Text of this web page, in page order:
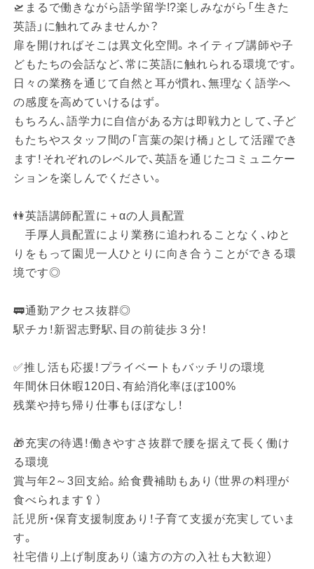
🛫まるで働きながら語学留学!?楽しみながら「生きた
英語」に触れてみませんか？
扉を開ければそこは異文化空間。ネイティブ講師や子
どもたちの会話など、常に英語に触れられる環境です。
日々の業務を通じて自然と耳が慣れ、無理なく語学へ
の感度を高めていけるはず。
もちろん、語学力に自信がある方は即戦力として、子ど
もたちやスタッフ間の「言葉の架け橋」として活躍でき
ます！それぞれのレベルで、英語を通じたコミュニケー
ションを楽しんでください。
👫英語講師配置に＋αの人員配置
手厚人員配置により業務に追われることなく、ゆと
りをもって園児一人ひとりに向き合うことができる環
境です◎
🚃通勤アクセス抜群◎
駅チカ！新習志野駅、目の前徒歩３分！
✅推し活も応援！プライベートもバッチリの環境
年間休日休暇120日、有給消化率ほぼ100%
残業や持ち帰り仕事もほぼなし！
🎁充実の待遇！働きやすさ抜群で腰を据えて長く働け
る環境
賞与年2～3回支給。給食費補助もあり（世界の料理が
食べられます🥄）
託児所・保育支援制度あり！子育て支援が充実していま
す。
社宅借り上げ制度あり（遠方の方の入社も大歓迎）